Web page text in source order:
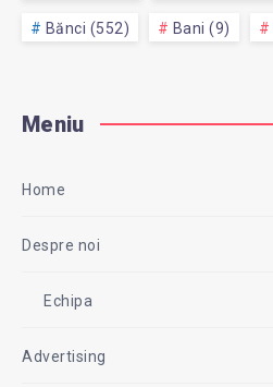
Bănci (552) Bani (9)
Meniu
Home
Despre noi
Echipa
Advertising